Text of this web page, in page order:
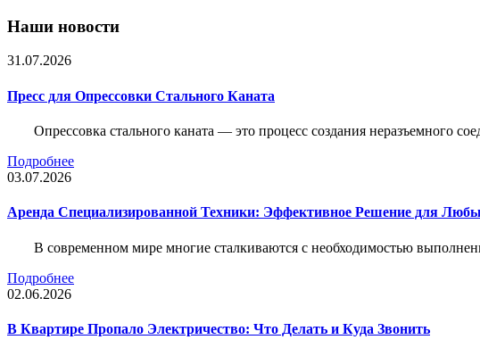
Наши новости
31.07.2026
Пресс для Опрессовки Стального Каната
Опрессовка стального каната — это процесс создания неразъемного
Подробнее
03.07.2026
Аренда Специализированной Техники: Эффективное Решение для
В современном мире многие сталкиваются с необходимостью
Подробнее
02.06.2026
В Квартире Пропало Электричество: Что Делать и Куда Звонить